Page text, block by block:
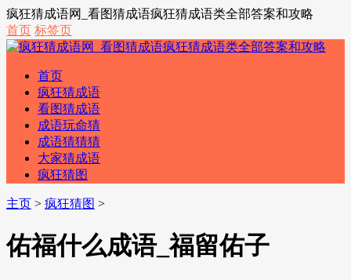
疯狂猜成语网_看图猜成语疯狂猜成语类全部答案和攻略
首页 标签页
首页
疯狂猜成语
看图猜成语
成语玩命猜
成语猜猜猜
大家猜成语
疯狂猜图
主页 > 疯狂猜图 >
佑福什么成语_福留佑子